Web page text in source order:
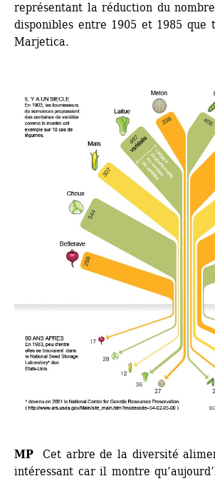
représentant la réduction du
disponibles entre 1905 et 1985 que
Marjetica.
MP Cet arbre de la diversité
intéressant car il montre